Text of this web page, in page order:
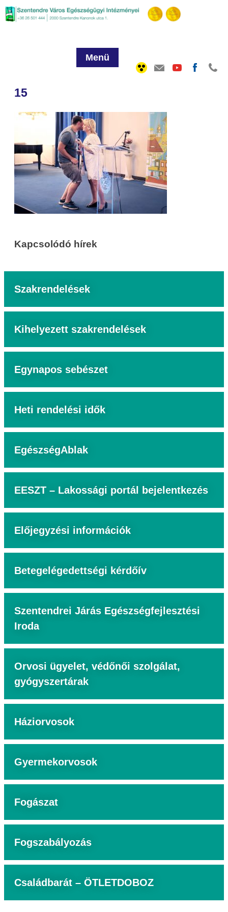
Menü
15
Kapcsolódó hírek
Szakrendelések
Kihelyezett szakrendelések
Egynapos sebészet
Heti rendelési idők
EgészségAblak
EESZT – Lakossági portál bejelentkezés
Előjegyzési információk
Betegelégedettségi kérdőív
Szentendrei Járás Egészségfejlesztési
Iroda
Orvosi ügyelet, védőnői szolgálat,
gyógyszertárak
Háziorvosok
Gyermekorvosok
Fogászat
Fogszabályozás
Családbarát – ÖTLETDOBOZ